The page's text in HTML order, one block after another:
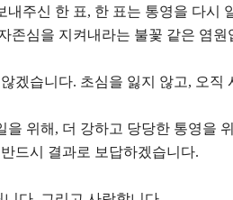
내주신 한 표, 한 표는 통영을 다시
존심을 지켜내라는 불꽃 같은 염원
겠습니다. 초심을 잃지 않고, 오직
을 위해 , 더 강하고 당당한 통영을
드시 결과로 보답하겠습니다.